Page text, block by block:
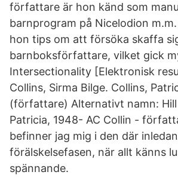
författare är hon känd som
barnprogram på Nicelodion
hon tips om att försöka skaffa
barnboksförfattare, vilket gick
Intersectionality [Elektronisk
Collins, Sirma Bilge. Collins,
(författare) Alternativt namn: Hill
Patricia, 1948- AC Collin -
befinner jag mig i den där
förälskelsefasen, när allt känns
spännande.